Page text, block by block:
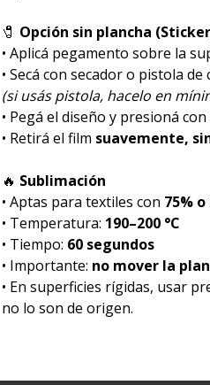
🧷 Opción sin plancha
• Aplicá pegamento sobre la
• Secá con secador o pistola
(si usás pistola, hacelo en
• Pegá el diseño y presioná
• Retirá el film suavemente,
🔥 Sublimación
• Aptas para textiles con 75%
• Temperatura: 190–200 °C
• Tiempo: 60 segundos
• Importante: no mover la
• En superficies rígidas, usar
no lo son de origen.